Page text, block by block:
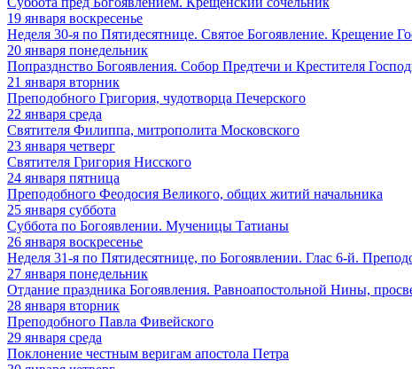
19 января воскресенье
Неделя 30-я по Пятидесятнице. Святое Богоявление. Крещение
20 января понедельник
Попразднство Богоявления. Собор Предтечи и Крестителя
21 января вторник
Преподобного Григория, чудотворца Печерского
22 января среда
Святителя Филиппа, митрополита Московского
23 января четверг
Святителя Григория Нисского
24 января пятница
Преподобного Феодосия Великого, общих житий начальника
25 января суббота
Суббота по Богоявлении. Мученицы Татианы
26 января воскресенье
Неделя 31-я по Пятидесятнице, по Богоявлении. Глас 6-й.
27 января понедельник
Отдание праздника Богоявления. Равноапостольной Нины,
28 января вторник
Преподобного Павла Фивейского
29 января среда
Поклонение честным веригам апостола Петра